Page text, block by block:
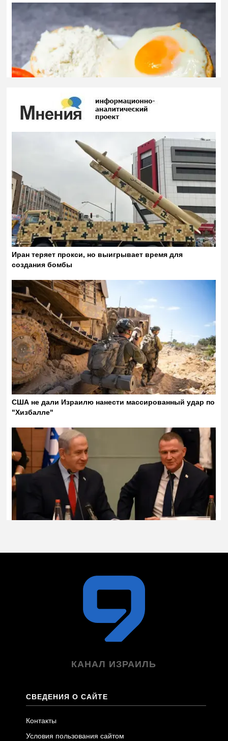
КАНАЛ ИЗРАИЛЬ
СВЕДЕНИЯ О САЙТЕ
Контакты
Условия пользования сайтом